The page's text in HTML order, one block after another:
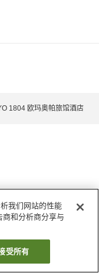
1804 欧玛奥帕旅馆酒店
我们网站的性能
和分析商分享与
受所有